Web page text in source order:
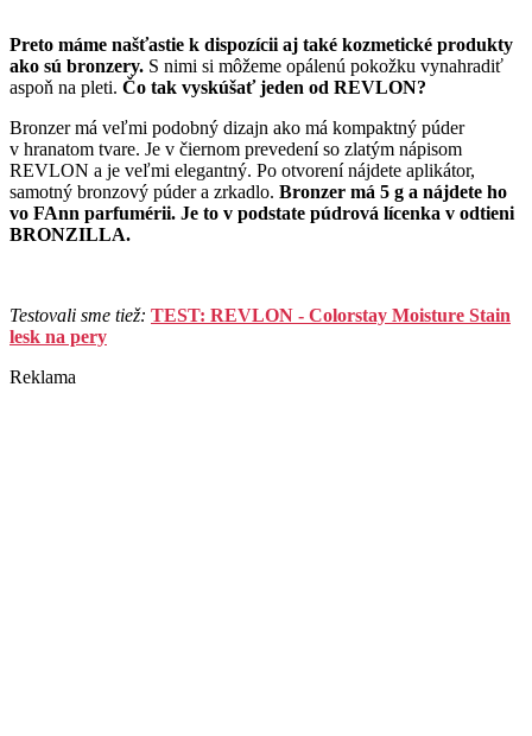
Preto máme našťastie k dispozícii aj také kozmetické produkty
ako sú bronzery. S nimi si môžeme opálenú pokožku vynahradiť
aspoň na pleti. Čo tak vyskúšať jeden od REVLON?
Bronzer má veľmi podobný dizajn ako má kompaktný púder
v hranatom tvare. Je v čiernom prevedení so zlatým nápisom
REVLON a je veľmi elegantný. Po otvorení nájdete aplikátor,
samotný bronzový púder a zrkadlo. Bronzer má 5 g a nájdete ho
vo FAnn parfumérii. Je to v podstate púdrová lícenka v odtieni
BRONZILLA.
Testovali sme tiež: TEST: REVLON - Colorstay Moisture Stain
lesk na pery
Reklama